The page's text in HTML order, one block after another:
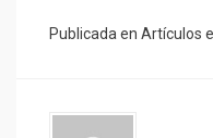
Publicada en Artículos